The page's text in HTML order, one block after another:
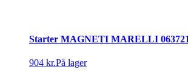
Starter MAGNETI MARELLI
904 kr.På lager